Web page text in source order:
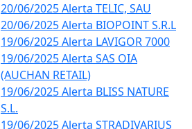
20/06/2025 Alerta TELIC, SAU
20/06/2025 Alerta BIOPOINT S.R.L
19/06/2025 Alerta LAVIGOR 7000
19/06/2025 Alerta SAS OIA
(AUCHAN RETAIL)
19/06/2025 Alerta BLISS NATURE
S.L.
19/06/2025 Alerta STRADIVARIUS